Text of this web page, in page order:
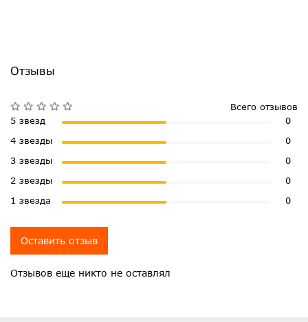
Отзывы
Отзывов еще никто не оставлял
Всего отзывов
5 звезд
0
4 звезды
0
3 звезды
0
2 звезды
0
1 звезда
0
Оставить отзыв